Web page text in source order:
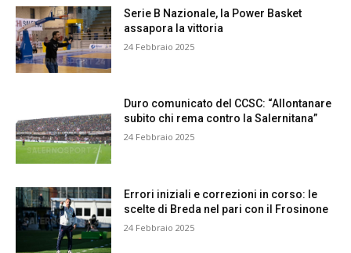
Serie B Nazionale, la Power Basket
assapora la vittoria
24 Febbraio 2025
Duro comunicato del CCSC: “Allontanare
subito chi rema contro la Salernitana”
24 Febbraio 2025
Errori iniziali e correzioni in corso: le
scelte di Breda nel pari con il Frosinone
24 Febbraio 2025